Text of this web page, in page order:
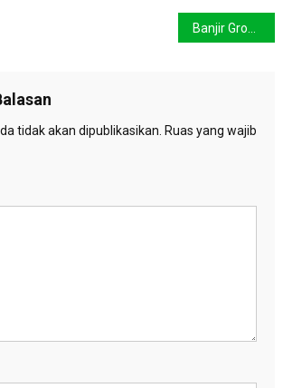
tidak akan dipublikasikan. Ruas yang wajib